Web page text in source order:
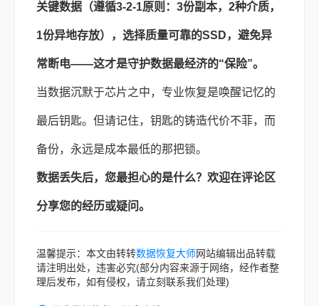
关键数据（遵循3-2-1原则：3份副本，2种介质，
1份异地存放），选择质量可靠的SSD，避免异
常断电——这才是守护数据最经济的“保险”。
当数据沉默于芯片之中，专业恢复是唤醒记忆的
最后钥匙。但请记住，钥匙的铸造代价不菲，而
备份，永远是成本最低的那把锁。
数据丢失后，您最担心的是什么？欢迎在评论区
分享您的经历或疑问。
温馨提示：本文由转转数据恢复大师网站编辑出品转载
请注明出处，违害必究(部分内容来源于网络，经作者整
理后发布，如有侵权，请立刻联系我们处理)